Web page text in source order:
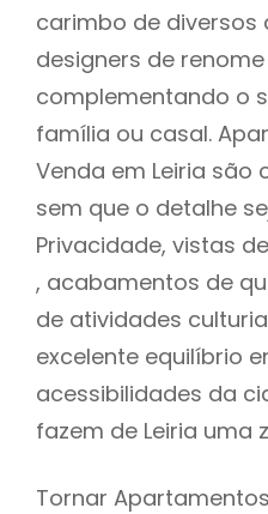
carimbo de diversos
designers de
complementando o
família ou casal.
Venda em Leiria são
sem que o detalhe
Privacidade, vistas
, acabamentos de
de atividades
excelente equilíbrio
acessibilidades da
fazem de Leiria uma
Tornar